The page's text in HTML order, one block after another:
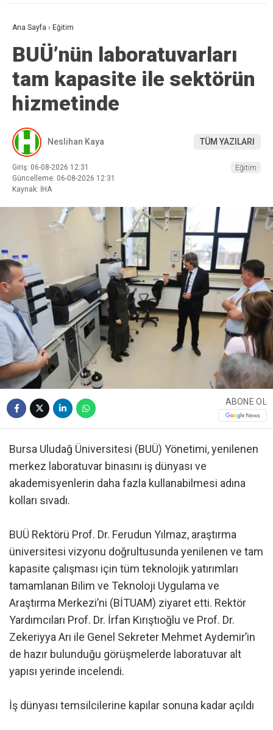
Ana Sayfa › Eğitim
BUÜ’nün laboratuvarları
tam kapasite ile sektörün
hizmetinde
Neslihan Kaya TÜM YAZILARI
Giriş: 06-08-2026 12:31
Güncelleme: 06-08-2026 12:31
Kaynak: İHA
Eğitim
ABONE OL
Bursa Uludağ Üniversitesi (BUÜ) Yönetimi, yenilenen
merkez laboratuvar binasını iş dünyası ve
akademisyenlerin daha fazla kullanabilmesi adına
kolları sıvadı.
BUÜ Rektörü Prof. Dr. Ferudun Yılmaz, araştırma
üniversitesi vizyonu doğrultusunda yenilenen ve tam
kapasite çalışması için tüm teknolojik yatırımları
tamamlanan Bilim ve Teknoloji Uygulama ve
Araştırma Merkezi’ni (BİTUAM) ziyaret etti. Rektör
Yardımcıları Prof. Dr. İrfan Kırıştıoğlu ve Prof. Dr.
Zekeriyya Arı ile Genel Sekreter Mehmet Aydemir’in
de hazır bulunduğu görüşmelerde laboratuvar alt
yapısı yerinde incelendi.
İş dünyası temsilcilerine kapılar sonuna kadar açıldı